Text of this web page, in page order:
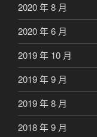
2020 年 8 月
2020 年 6 月
2019 年 10 月
2019 年 9 月
2019 年 8 月
2018 年 9 月